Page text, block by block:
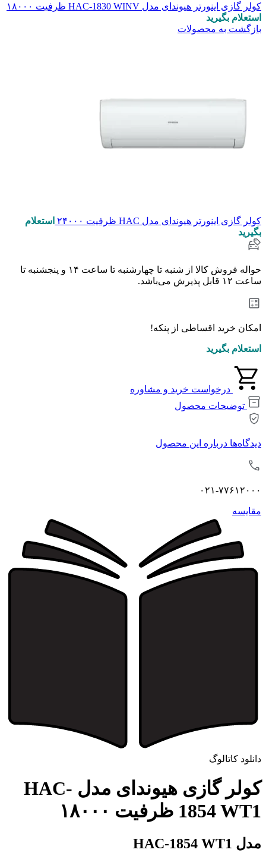
کولر گازی اینورتر هیوندای مدل HAC-1830 WINV ظرفیت ۱۸۰۰۰
استعلام بگیرید
بازگشت به محصولات
کولر گازی اینورتر هیوندای مدل HAC ظرفیت ۲۴۰۰۰
استعلام
بگیرید
حواله فروش کالا از شنبه تا چهارشنبه تا ساعت ۱۴ و پنجشنبه تا
ساعت ۱۲ قابل پذیرش می‌باشد.
امکان خرید اقساطی از پنکه!
استعلام بگیرید
درخواست خرید و مشاوره
توضیحات محصول
دیدگاه‌ها درباره این محصول
۰۲۱-۷۷۶۱۲۰۰۰
مقايسه
دانلود کاتالوگ
کولر گازی هیوندای مدل HAC-
1854 WT1 ظرفیت ۱۸۰۰۰
مدل HAC-1854 WT1